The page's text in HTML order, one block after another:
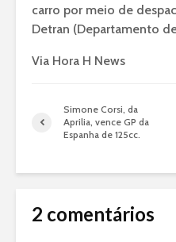
carro por meio de
Detran (Departamento
Via Hora H News
Simone Corsi, da
Aprilia, vence GP da
Espanha de 125cc.
2 comentários